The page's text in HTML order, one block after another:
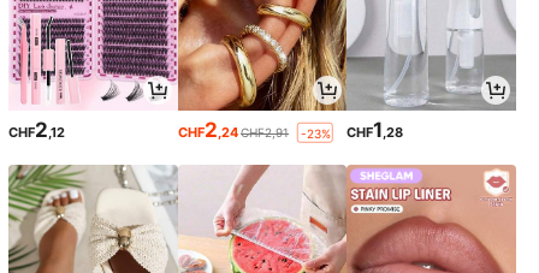
CHF2,12 CHF2,24CHF2,91 -23% CHF1,28